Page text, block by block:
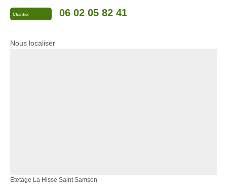
Chantier 06 02 05 82 41
Nous localiser
Etetage La Hisse Saint Samson